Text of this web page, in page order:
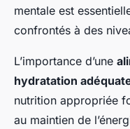
mentale est
confrontés à des
L’importance d’une
hydratation
nutrition appropriée
au maintien de